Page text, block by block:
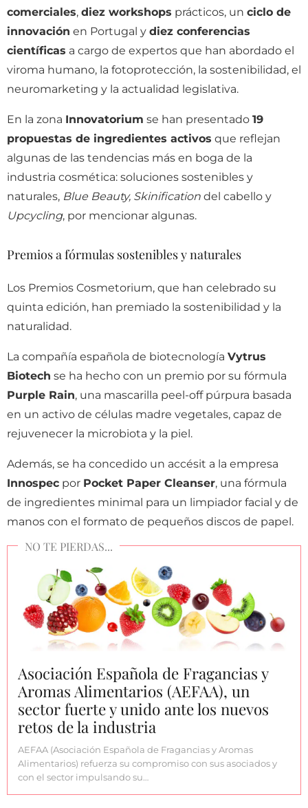
comerciales, diez workshops prácticos, un ciclo de
innovación en Portugal y diez conferencias
científicas a cargo de expertos que han abordado el
viroma humano, la fotoprotección, la sostenibilidad, el
neuromarketing y la actualidad legislativa.
En la zona Innovatorium se han presentado 19
propuestas de ingredientes activos que reflejan
algunas de las tendencias más en boga de la
industria cosmética: soluciones sostenibles y
naturales, Blue Beauty, Skinification del cabello y
Upcycling, por mencionar algunas.
Premios a fórmulas sostenibles y naturales
Los Premios Cosmetorium, que han celebrado su
quinta edición, han premiado la sostenibilidad y la
naturalidad.
La compañía española de biotecnología Vytrus
Biotech se ha hecho con un premio por su fórmula
Purple Rain, una mascarilla peel-off púrpura basada
en un activo de células madre vegetales, capaz de
rejuvenecer la microbiota y la piel.
Además, se ha concedido un accésit a la empresa
Innospec por Pocket Paper Cleanser, una fórmula
de ingredientes minimal para un limpiador facial y de
manos con el formato de pequeños discos de papel.
Asociación Española de Fragancias y
Aromas Alimentarios (AEFAA), un
sector fuerte y unido ante los nuevos
retos de la industria
AEFAA (Asociación Española de Fragancias y Aromas
Alimentarios) refuerza su compromiso con sus asociados y
con el sector impulsando su…